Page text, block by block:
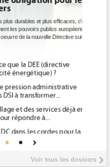
et plus efficaces, c'est
pouvoirs publics européens
de la nouvelle Directive sur
la DEE (directive
?
administrative
transformer...
des services déjà en
à...
les cordes pour la
Coquio,
Digital Realty...Voir tous les dossiers